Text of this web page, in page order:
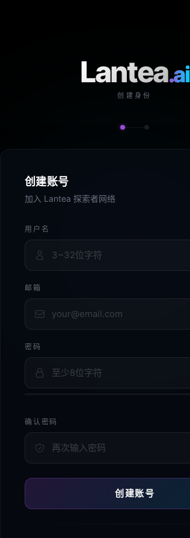
Lantea.ai
创建身份
创建账号
加入 Lantea 探索者网络
用户名
邮箱
密码
确认密码
创建账号